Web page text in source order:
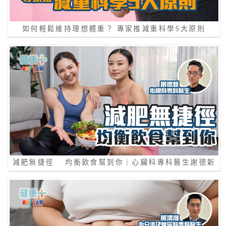
如何輕鬆維持理想體重？ 專家推減重科學5大原則
減肥無捷徑 均衡飲食幫到你｜心臟科專科醫生謝德新